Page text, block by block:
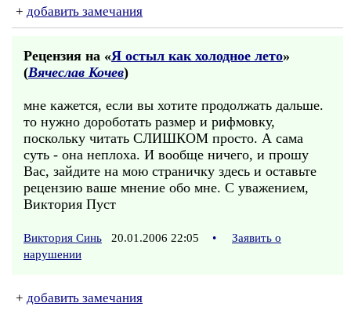
+ добавить замечания
Рецензия на «Я остыл как холодное лето»
(Вячеслав Кочев)
мне кажется, если вы хотите продолжать дальше.
то нужно дороботать размер и рифмовку,
поскольку читать СЛИШКОМ просто. А сама
суть - она неплоха. И вообще ничего, и прошу
Вас, зайдите на мою страничку здесь и оставьте
рецензию ваше мнение обо мне. С уважением,
Виктория Пуст
Виктория Синь 20.01.2006 22:05 •
Заявить о
нарушении
+ добавить замечания